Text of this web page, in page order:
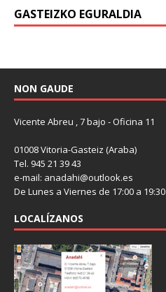
GASTEIZKO EGURALDIA
NON GAUDE
Vicente Abreu , 7 bajo - Oficina 11
01008 Vitoria-Gasteiz (Araba)
Tel. 945 21 39 43
e-mail: anadahi@outlook.es
De Lunes a Viernes de 17:00 a 19:30
LOCALÍZANOS